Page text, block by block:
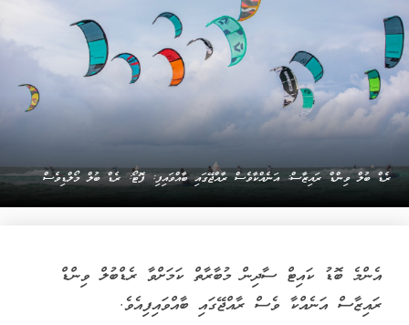
ރެޑް ބުލް ވިންޑް ރައިޒާސް: އަނެއްކާވެސް ރާއްޖޭގައި ބާއްވައިފި: ފޮޓޯ: ރެޑް ބުލް މޯލްޑިވެސް
އެންމެ ބޮޑު ކައިޓް ސާދިން މުބާރާތް ކަމަށްވާ ރެޑްބުލް ވިންޑް
ރައިޒާސް އަނެއްކާ ވެސް ރާއްޖޭގައި ބާއްވައިފިއެވެ.